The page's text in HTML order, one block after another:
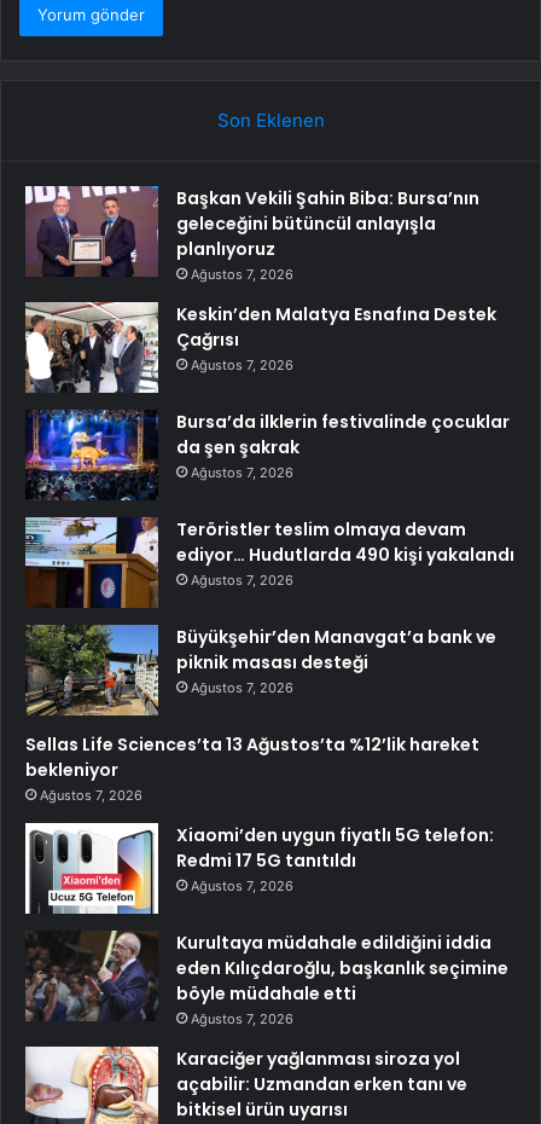
Son Eklenen
Başkan Vekili Şahin Biba: Bursa’nın
geleceğini bütüncül anlayışla
planlıyoruz
Ağustos 7, 2026
Keskin’den Malatya Esnafına Destek
Çağrısı
Ağustos 7, 2026
Bursa’da ilklerin festivalinde çocuklar
da şen şakrak
Ağustos 7, 2026
Teröristler teslim olmaya devam
ediyor… Hudutlarda 490 kişi yakalandı
Ağustos 7, 2026
Büyükşehir’den Manavgat’a bank ve
piknik masası desteği
Ağustos 7, 2026
Sellas Life Sciences’ta 13 Ağustos’ta %12’lik hareket
bekleniyor
Ağustos 7, 2026
Xiaomi’den uygun fiyatlı 5G telefon:
Redmi 17 5G tanıtıldı
Ağustos 7, 2026
Kurultaya müdahale edildiğini iddia
eden Kılıçdaroğlu, başkanlık seçimine
böyle müdahale etti
Ağustos 7, 2026
Karaciğer yağlanması siroza yol
açabilir: Uzmandan erken tanı ve
bitkisel ürün uyarısı